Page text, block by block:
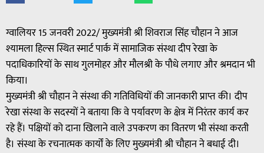
ग्वालियर 15 जनवरी 2022/ मुख्यमंत्री श्री शिवराज सिंह चौहान ने आज
श्यामला हिल्स स्थित स्मार्ट पार्क में सामाजिक संस्था दीप रेखा के
पदाधिकारियों के साथ गुलमोहर और मौलश्री के पौधे लगाए और श्रमदान भी
किया।
मुख्यमंत्री श्री चौहान ने संस्था की गतिविधियों की जानकारी प्राप्त की। दीप
रेखा संस्था के सदस्यों ने बताया कि वे पर्यावरण के क्षेत्र में निरंतर कार्य कर
रहे हैं। पक्षियों को दाना खिलाने वाले उपकरण का वितरण भी संस्था करती
है। संस्था के रचनात्मक कार्यों के लिए मुख्यमंत्री श्री चौहान ने बधाई दी।